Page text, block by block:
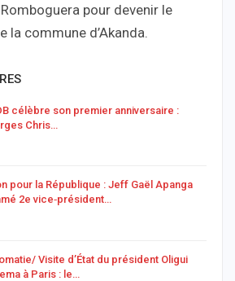
pour devenir le
la commune d’Akanda.
célèbre son premier anniversaire :
Chris…
pour la République : Jeff Gaël Apanga
2e vice‑président…
Visite d’État du président Oligui
à Paris : le…